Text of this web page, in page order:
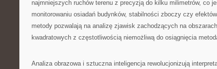
najmniejszych ruchów terenu z precyzją do kilku milimetrów, co
monitorowaniu osiadań budynków, stabilności zboczy czy
metody pozwalają na analizę zjawisk zachodzących na
kwadratowych z częstotliwością niemożliwą do osiągnięcia
Analiza obrazowa i sztuczna inteligencja rewolucjonizują